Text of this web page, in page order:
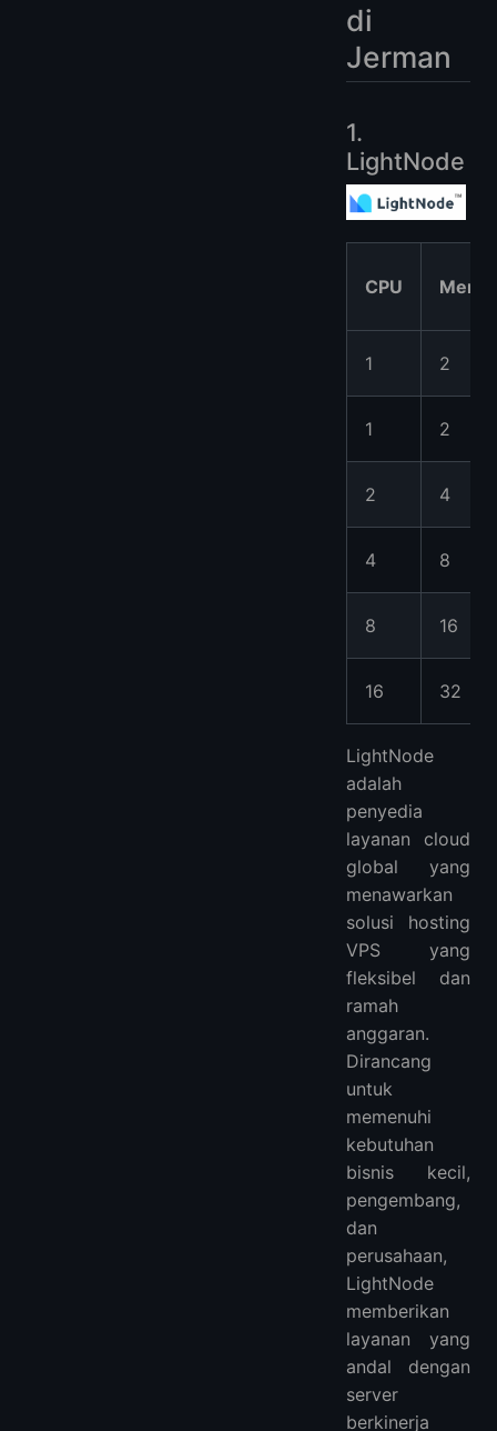
di
Jerman
1.
LightNode
CPU
1 2
1 2
2 4
4 8
8 16
16 32
LightNode
adalah
penyedia
layanan cloud
global yang
menawarkan
solusi hosting
VPS yang
fleksibel dan
ramah
anggaran.
Dirancang
untuk
memenuhi
kebutuhan
bisnis kecil,
pengembang,
dan
perusahaan,
LightNode
memberikan
layanan yang
andal dengan
server
berkinerja